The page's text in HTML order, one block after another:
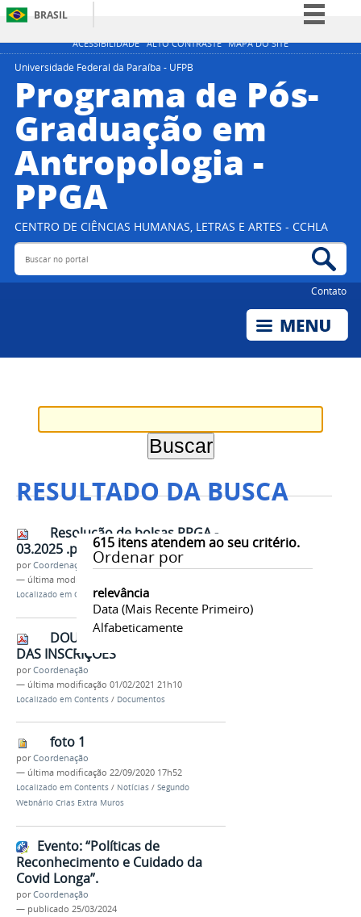
ACESSIBILIDADE ALTO CONTRASTE MAPA DO SITE
BRASIL
Simplifique!
Participe
Legislação
Canais
Universidade Federal da Paraíba - UFPB
Programa de Pós-
Graduação em
Antropologia -
PPGA
CENTRO DE CIÊNCIAS HUMANAS, LETRAS E ARTES - CCHLA
Buscar no portal
Contato
RESULTADO DA BUSCA
615itens atendem ao seu critério.
Ordenar por
relevância
Data (mais Recente Primeiro)
Alfabeticamente
Resolução de bolsas PPGA -
03.2025 .pdf
porCoordenação
— última modificação
Localizado em Contents /Documentos
DOUTORADO - RESULTADO
DAS INSCRIÇÕES
porCoordenação
— última modificação 01/02/2021 21h10
Localizado em Contents / Documentos
foto 1
porCoordenação
— última modificação 22/09/2020 17h52
Localizado em Contents / Notícias / Segundo
Webnário Crias Extra Muros
Evento: “Políticas de
Reconhecimento e Cuidado da
Covid Longa”.
porCoordenação
— publicado 25/03/2024